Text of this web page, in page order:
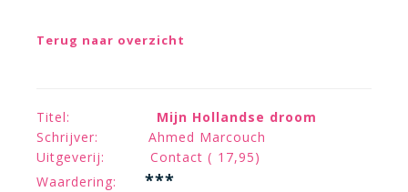
Terug naar overzicht
Titel: Mijn Hollandse droom
Schrijver: Ahmed Marcouch
Uitgeverij: Contact ( 17,95)
Waardering:
***